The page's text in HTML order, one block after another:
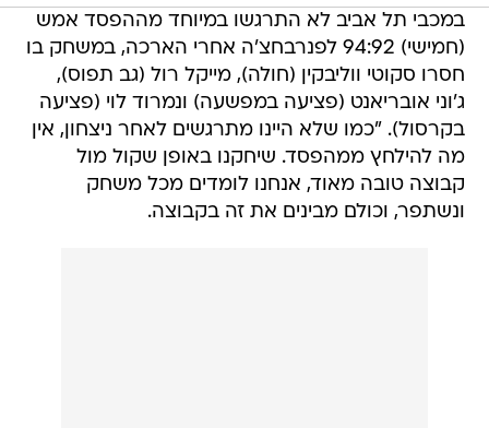
במכבי תל אביב לא התרגשו במיוחד מההפסד אמש
(חמישי) 94:92 לפנרבחצ'ה אחרי הארכה, במשחק בו
חסרו סקוטי ווליבקין (חולה), מייקל רול (גב תפוס),
ג'וני אובריאנט (פציעה במפשעה) ונמרוד לוי (פציעה
בקרסול). "כמו שלא היינו מתרגשים לאחר ניצחון, אין
מה להילחץ ממהפסד. שיחקנו באופן שקול מול
קבוצה טובה מאוד, אנחנו לומדים מכל משחק
ונשתפר, וכולם מבינים את זה בקבוצה.